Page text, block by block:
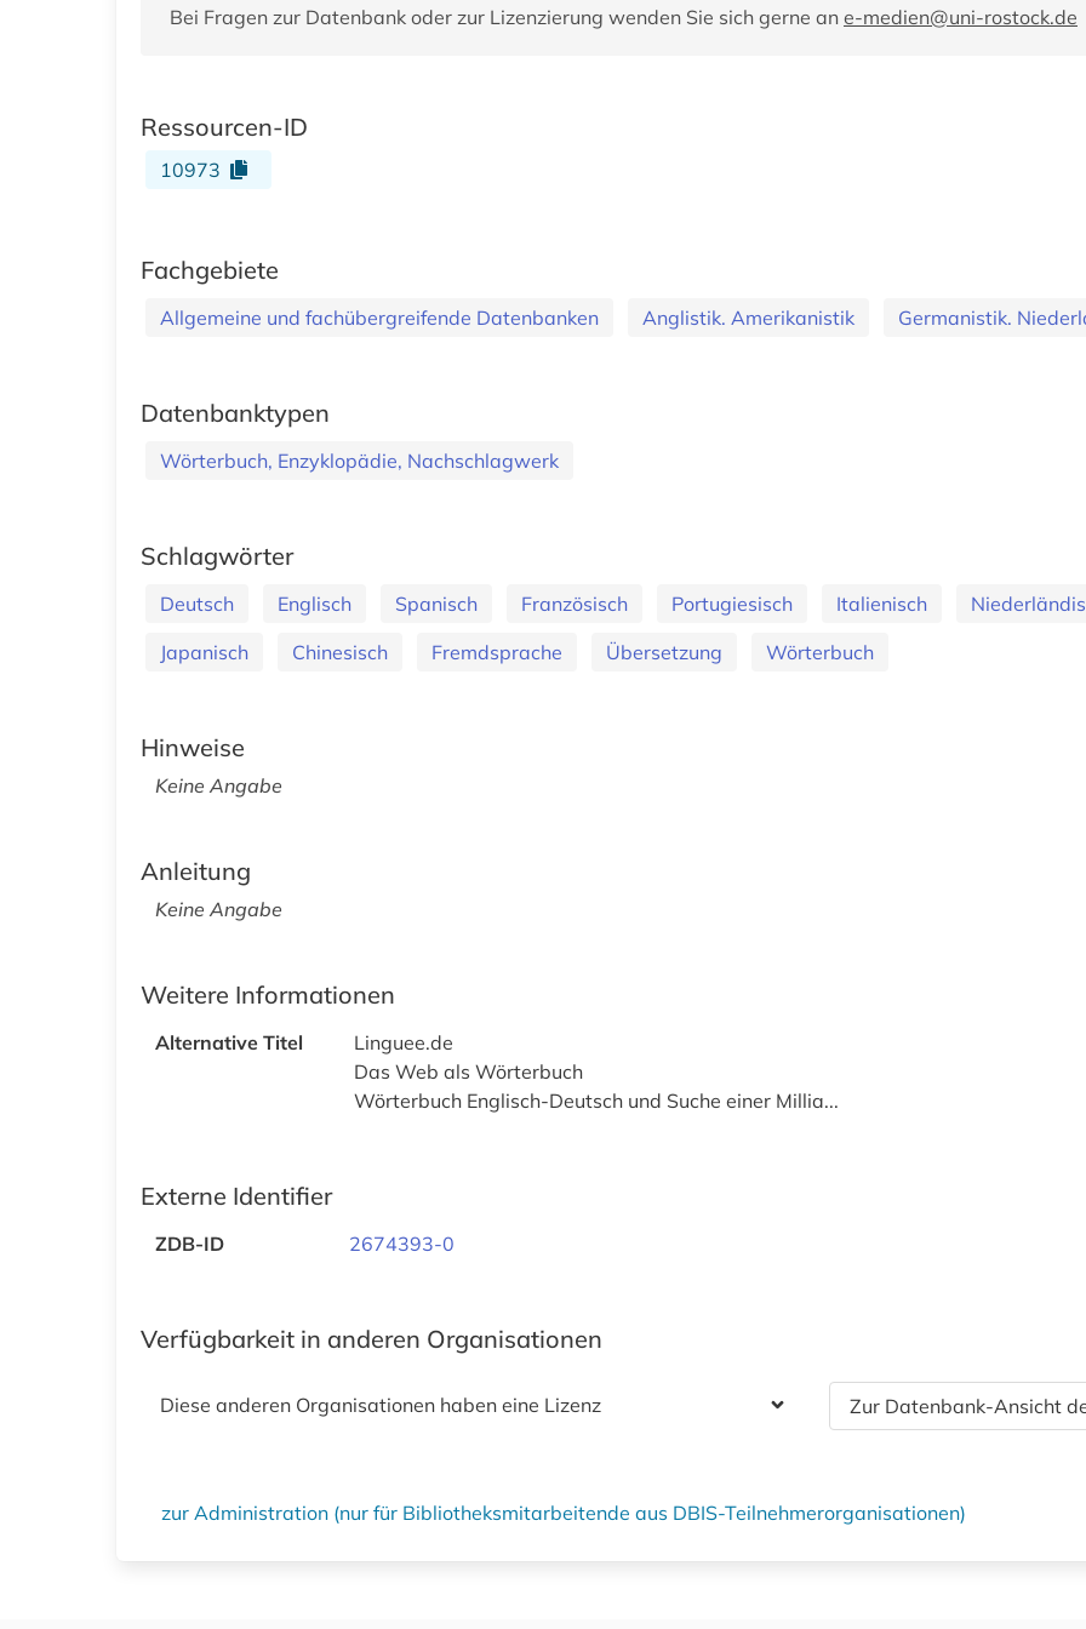
Bei Fragen zur Datenbank oder zur Lizenzierung wenden Sie sich gerne an e-medien@uni-rostock.de
Ressourcen-ID
10973
Fachgebiete
Allgemeine und fachübergreifende Datenbanken Anglistik. Amerikanistik Germanistik.
Datenbanktypen
Wörterbuch, Enzyklopädie, Nachschlagwerk
Schlagwörter
Deutsch Englisch Spanisch Französisch Portugiesisch Italienisch
Japanisch
Chinesisch Fremdsprache Übersetzung Wörterbuch
Hinweise
Keine Angabe
Anleitung
Keine Angabe
Weitere Informationen
Alternative Titel
Linguee.de
Das Web als Wörterbuch
Wörterbuch Englisch-Deutsch und Suche einer Millia...
Externe Identifier
ZDB-ID 2674393-0
Verfügbarkeit in anderen Organisationen
Diese anderen Organisationen haben eine Lizenz Zur Datenbank-Ansicht
zur Administration (nur für Bibliotheksmitarbeitende aus DBIS-Teilnehmerorganisationen)